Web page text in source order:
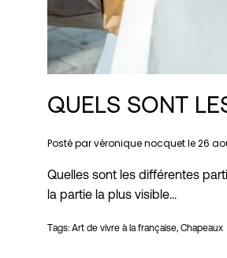
QUELS SONT
Posté par véronique nocquet le26
Quelles sont les différentes
la partie la plus visible...
Tags: Art de vivre à la française Chapeaux